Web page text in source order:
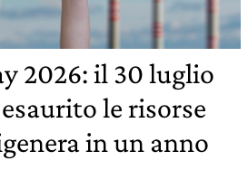
2026: il 30 luglio
le risorse
in un anno